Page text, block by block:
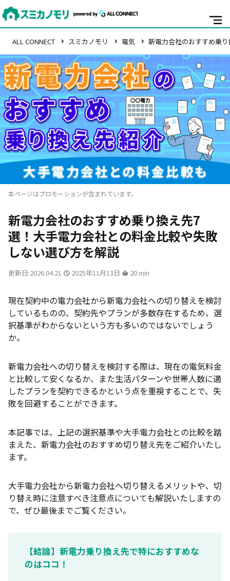
ALL CONNECT スミカノモリ 電気 新電力会社のおすすめ乗
本ページはプロモーションが含まれています。
新電力会社のおすすめ乗り換え先7
選！大手電力会社との料金比較や失敗
しない選び方を解説
更新日:2026.04.21 2025年11月13日 20 min
現在契約中の電力会社から新電力会社への切り替えを検討
しているものの、契約先やプランが多数存在するため、選
択基準がわからないという方も多いのではないでしょう
か。
新電力会社への切り替えを検討する際は、現在の電気料金
と比較して安くなるか、また生活パターンや世帯人数に適
したプランを契約できるかという点を重視することで、失
敗を回避することができます。
本記事では、上記の選択基準や大手電力会社との比較を踏
まえた、新電力会社のおすすめ切り替え先をご紹介いたし
ます。
大手電力会社から新電力会社へ切り替えるメリットや、切
り替え時に注意すべき注意点についても解説いたしますの
で、ぜひ最後までご覧ください。
【結論】新電力乗り換え先で特におすすめな
のはココ！